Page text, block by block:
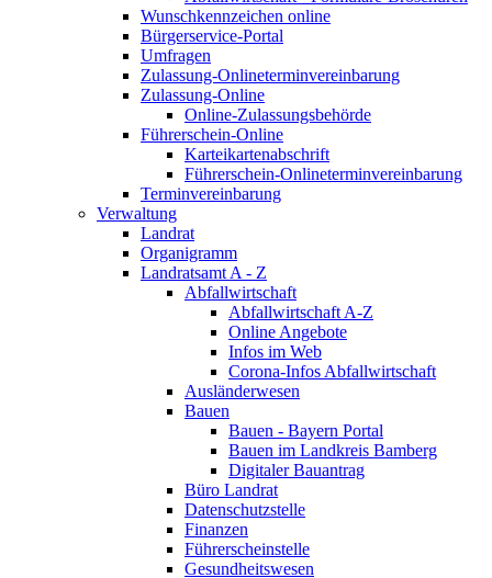
Wunschkennzeichen online
Bürgerservice-Portal
Umfragen
Zulassung-Onlineterminvereinbarung
Zulassung-Online
Online-Zulassungsbehörde
Führerschein-Online
Karteikartenabschrift
Führerschein-Onlineterminvereinbarung
Terminvereinbarung
Verwaltung
Landrat
Organigramm
Landratsamt A - Z
Abfallwirtschaft
Abfallwirtschaft A-Z
Online Angebote
Infos im Web
Corona-Infos Abfallwirtschaft
Ausländerwesen
Bauen
Bauen - Bayern Portal
Bauen im Landkreis Bamberg
Digitaler Bauantrag
Büro Landrat
Datenschutzstelle
Finanzen
Führerscheinstelle
Gesundheitswesen